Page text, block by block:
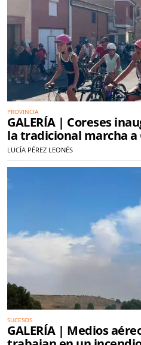
PROVINCIA
GALERÍA | Coreses
la tradicional marcha a
LUCÍA PÉREZ LEONÉS
SUCESOS
GALERÍA | Medios